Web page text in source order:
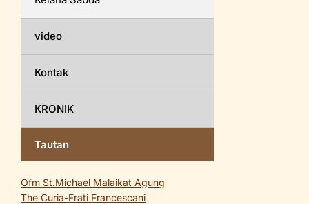
video
Kontak
KRONIK
Tautan
Ofm St.Michael Malaikat Agung
The Curia-Frati Francescani